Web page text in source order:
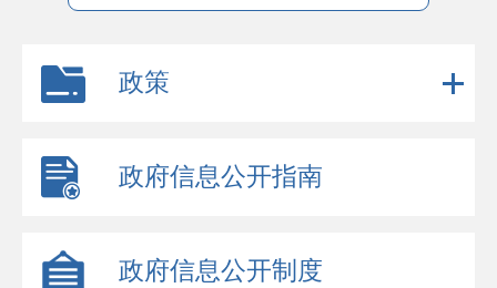
政策
政府信息公开指南
政府信息公开制度